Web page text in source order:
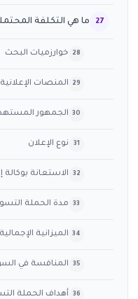
ما هي التكلفة
خوارزميات البحث
المنصات الإعلانية
الجمهور
نوع الإعلان
الاستعانة بوكالة
مدة الحملة
الميزانية
المنافسة في
أهداف الحملة